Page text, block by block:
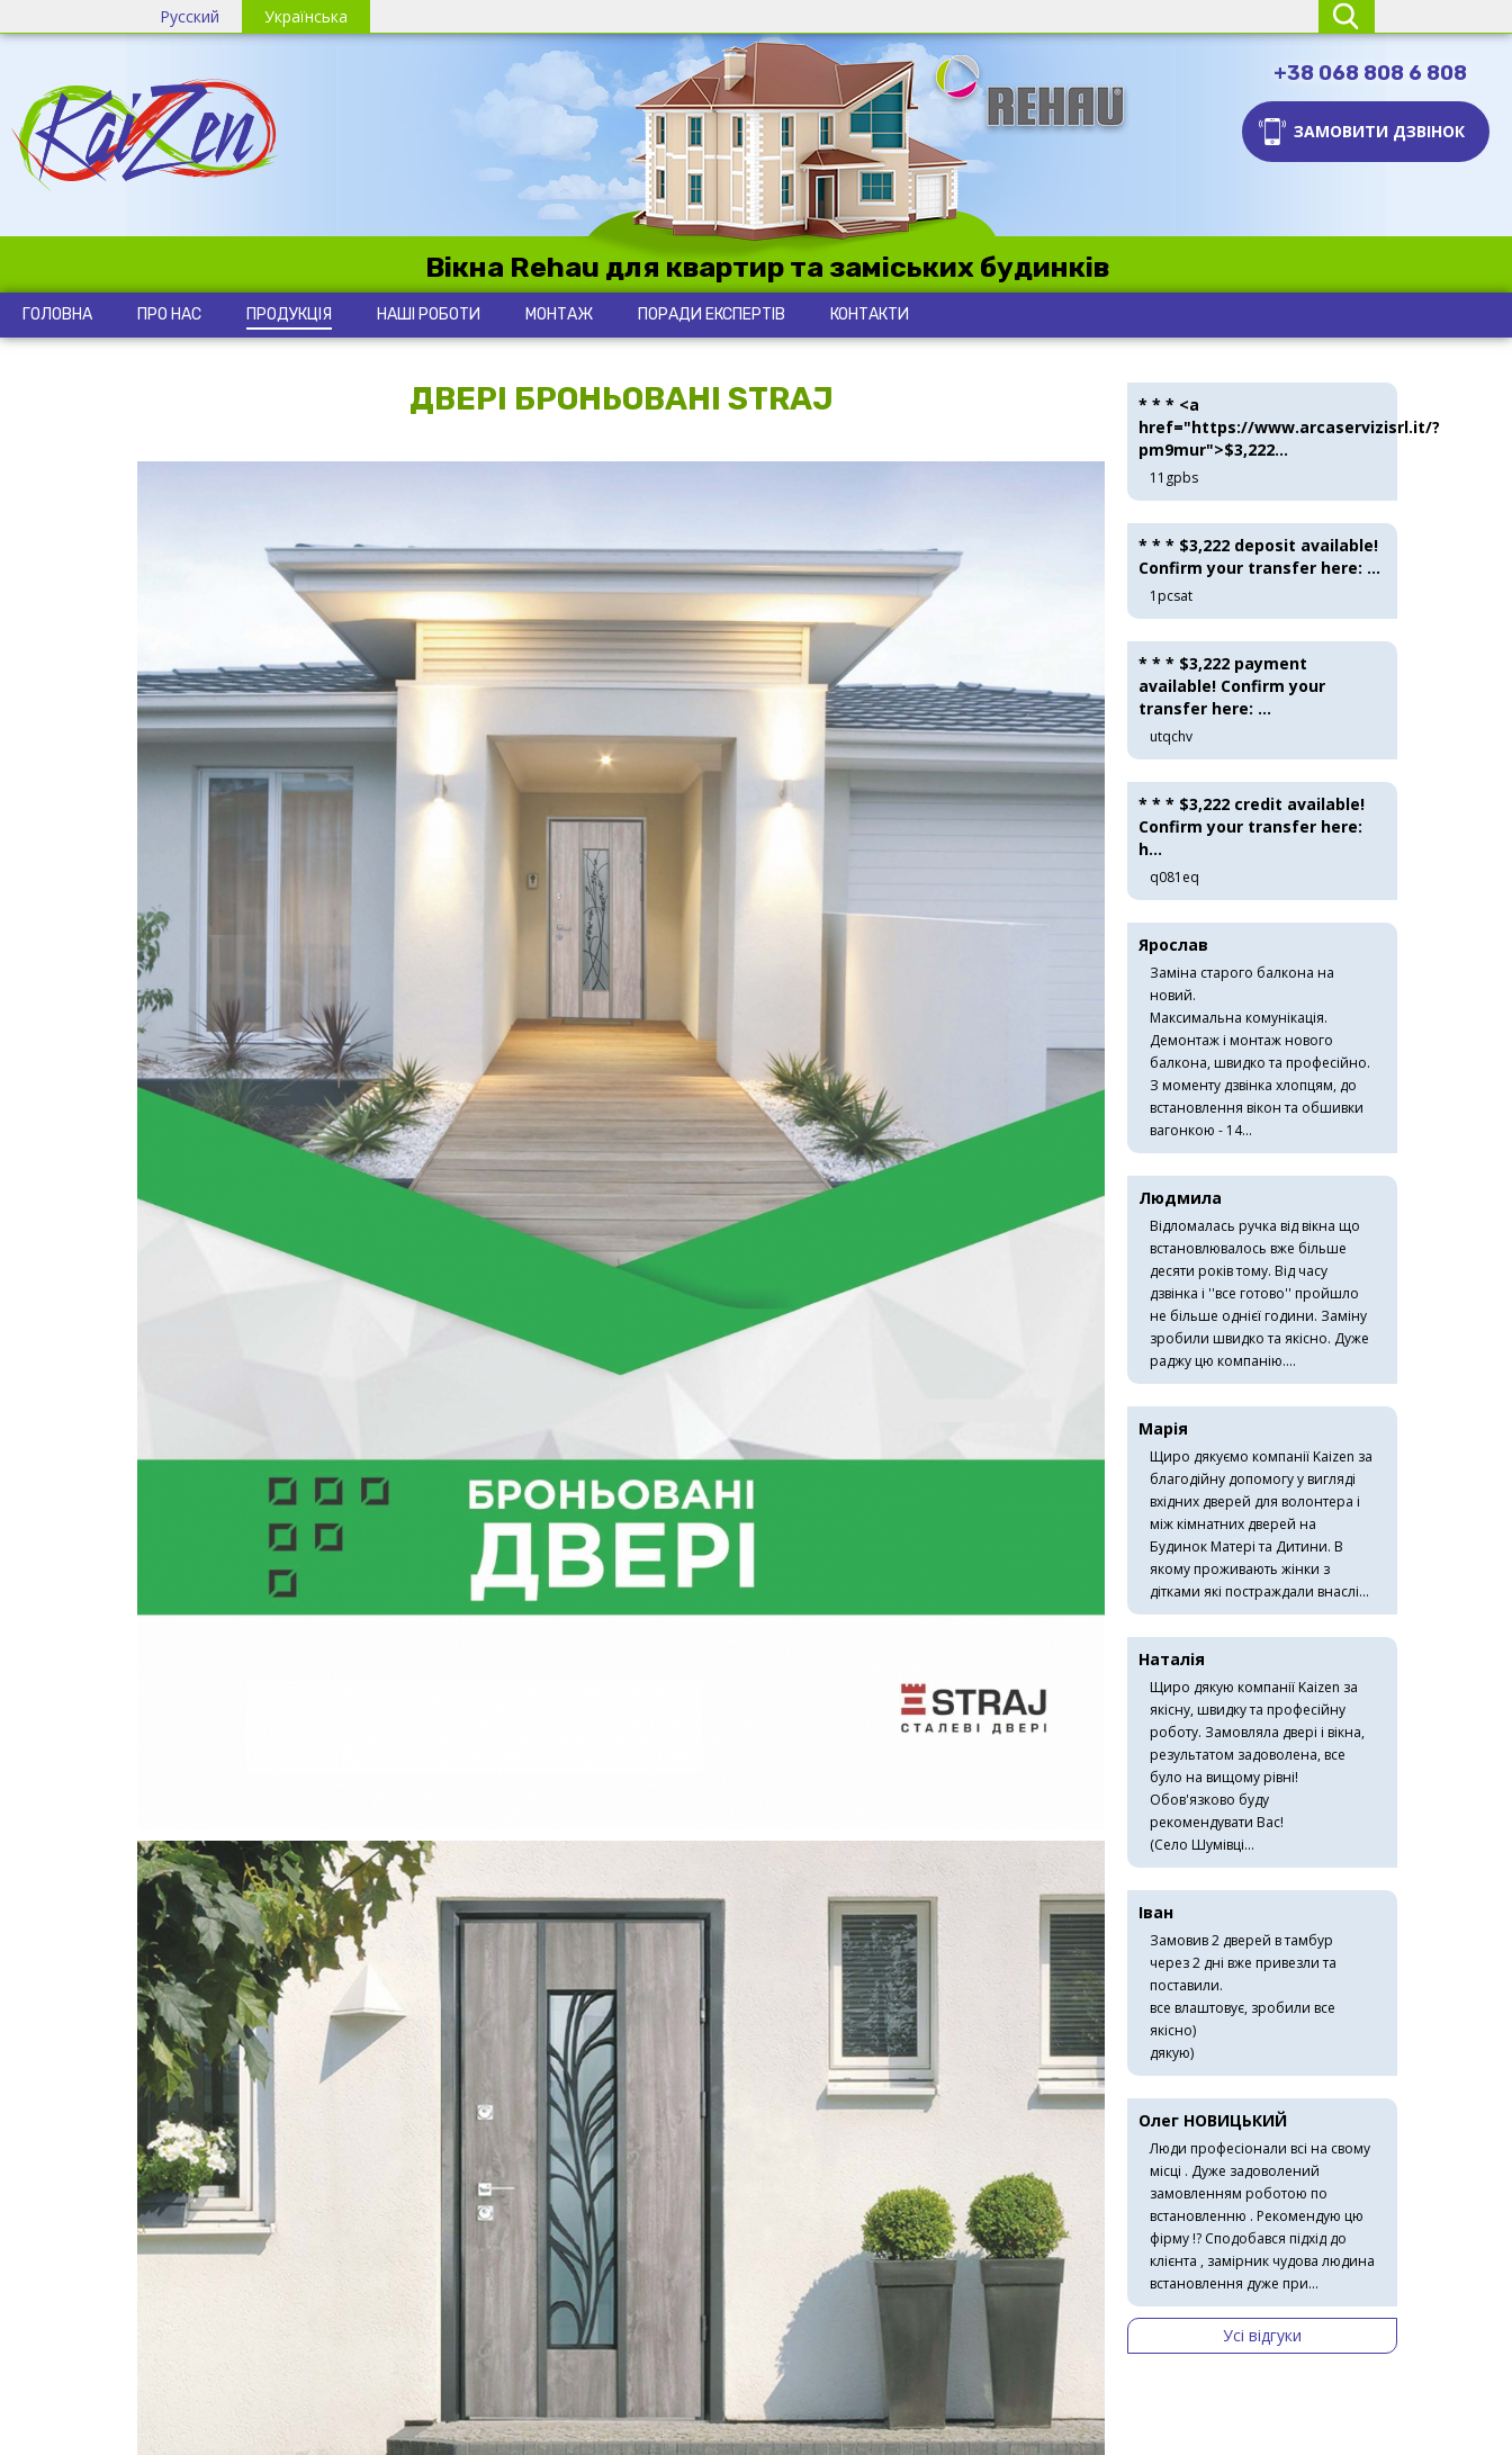
Українська
Русский
Вікна Rehau для квартир та заміських будинків
ЗАМОВИТИ ДЗВІНОК
+38 068 808 6 808
ГОЛОВНА ПРО НАС ПРОДУКЦІЯ НАШІ РОБОТИ МОНТАЖ ПОРАДИ ЕКСПЕРТІВ КОНТАКТИ
ДВЕРІ БРОНЬОВАНІ STRAJ
* * * <a
href="https://www.arcaservizisrl.it/?
pm9mur">$3,222...
11gpbs
* * * $3,222 deposit available!
Confirm your transfer here: ...
1pcsat
* * * $3,222 payment
available! Confirm your
transfer here: ...
utqchv
* * * $3,222 credit available!
Confirm your transfer here:
h...
q081eq
Ярослав
Заміна старого балкона на
новий.
Максимальна комунікація.
Демонтаж і монтаж нового
балкона, швидко та професійно.
З моменту дзвінка хлопцям, до
встановлення вікон та обшивки
вагонкою - 14...
Людмила
Відломалась ручка від вікна що
встановлювалось вже більше
десяти років тому. Від часу
дзвінка і ''все готово'' пройшло
не більше однієї години. Заміну
зробили швидко та якісно. Дуже
раджу цю компанію....
Марія
Щиро дякуємо компанії Kaizen за
благодійну допомогу у вигляді
вхідних дверей для волонтера і
між кімнатних дверей на
Будинок Матері та Дитини. В
якому проживають жінки з
дітками які постраждали внаслі...
Наталія
Щиро дякую компанії Kaizen за
якісну, швидку та професійну
роботу. Замовляла двері і вікна,
результатом задоволена, все
було на вищому рівні!
Обов'язково буду
рекомендувати Вас!
(Село Шумівці...
Іван
Замовив 2 дверей в тамбур
через 2 дні вже привезли та
поставили.
все влаштовує, зробили все
якісно)
дякую)
Олег НОВИЦЬКИЙ
Люди професіонали всі на свому
місці . Дуже задоволений
замовленням роботою по
встановленню . Рекомендую цю
фірму !? Сподобався підхід до
клієнта , замірник чудова людина
встановлення дуже при...
Усі відгуки